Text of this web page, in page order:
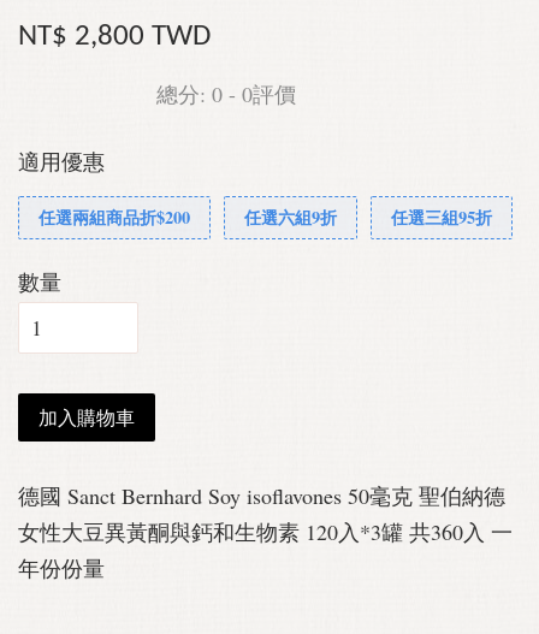
NT$ 2,800 TWD
總分: 0 - 0評價
適用優惠
任選兩組商品折$200 任選六組9折 任選三組95折
數量
加入購物車
德國 Sanct Bernhard Soy isoflavones 50毫克 聖伯納德
女性大豆異黃酮與鈣和生物素 120入*3罐 共360入 一
年份份量